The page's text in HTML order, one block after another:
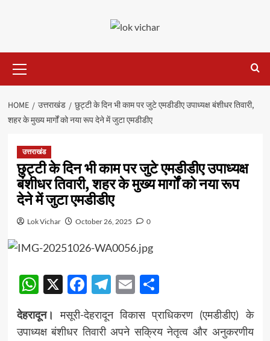
Menu
HOME उत्तराखंड
छुट्टी के दिन भी काम पर जुटे एमडीडीए उपाध्यक्ष बंशीधर तिवारी,
शहर के मुख्य मार्गों को नया रूप देने में जुटा एमडीडीए
उत्तराखंड
छुट्टी के दिन भी काम पर जुटे एमडीडीए उपाध्यक्ष
बंशीधर तिवारी, शहर के मुख्य मार्गों को नया रूप
देने में जुटा एमडीडीए
Lok Vichar October 26, 2025 0
WhatsApp
X Facebook
Telegram
EmailShare
देहरादून।मसूरी-देहरादून विकास प्राधिकरण (एमडीडीए) के
उपाध्यक्ष बंशीधर तिवारी अपने सक्रिय नेतृत्व और अनुकरणीय